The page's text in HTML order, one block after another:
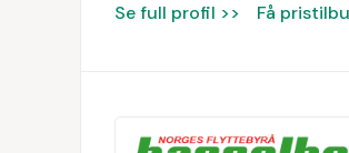
Se full profil >> Få